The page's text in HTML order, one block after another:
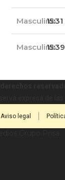
Masculino15:31
Masculino15:39
Aviso legal